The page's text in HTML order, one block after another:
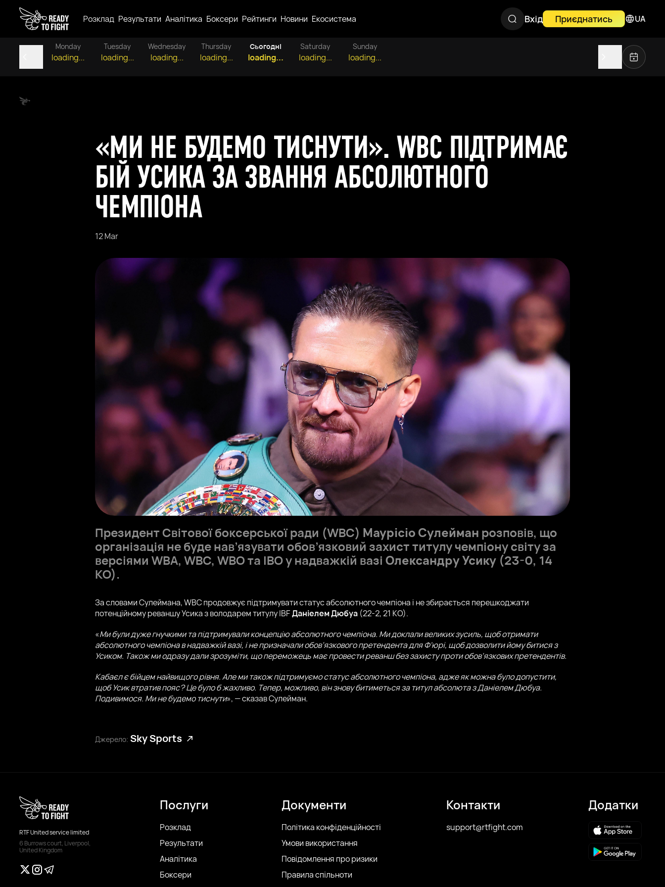
Розклад Результати Аналітика Боксери Рейтинги Новини Екосистема Вхід Приєднатись UA
Monday
loading...
Tuesday
loading...
Wednesday
loading...
Thursday
loading...
Сьогодні
loading...
Saturday
loading...
Sunday
loading...
«МИ НЕ БУДЕМО ТИСНУТИ». WBC ПІДТРИМАЄ
БІЙ УСИКА ЗА ЗВАННЯ АБСОЛЮТНОГО
ЧЕМПІОНА
12 Mar
Президент Світової боксерської ради (WBC) Маурісіо Сулейман розповів, що
організація не буде нав’язувати обов’язковий захист титулу чемпіону світу за
версіями WBA, WBC, WBO та IBO у надважкій вазі Олександру Усику (23-0, 14
КО).
За словами Сулеймана, WBC продовжує підтримувати статус абсолютного чемпіона і не збирається перешкоджати
потенційному реваншу Усика з володарем титулу IBFДаніелем Дюбуа (22-2, 21 КО).
«Ми були дуже гнучкими та підтримували концепцію абсолютного чемпіона. Ми доклали великих зусиль, щоб отримати
абсолютного чемпіона в надважкій вазі, і не призначали обов’язкового претендента для Ф'юрі, щоб дозволити йому битися з
Усиком. Також ми одразу дали зрозуміти, що переможець має провести реванш без захисту проти обов’язкових претендентів.
Кабаєл є бійцем найвищого рівня. Але ми також підтримуємо статус абсолютного чемпіона, адже як можна було допустити,
щоб Усик втратив пояс? Це було б жахливо. Тепер, можливо, він знову битиметься за титул абсолюта з Даніелем Дюбуа.
Подивимося. Ми не будемо тиснути», — сказав Сулейман.
Джерело: Sky Sports
RTF United service limited
6 Burrows court, Liverpool,
United Kingdom
Послуги
Розклад
Результати
Аналітика
Боксери
Документи
Політика конфіденційності
Умови використання
Повідомлення про ризики
Правила спільноти
Контакти
support@rtfight.com
Додатки